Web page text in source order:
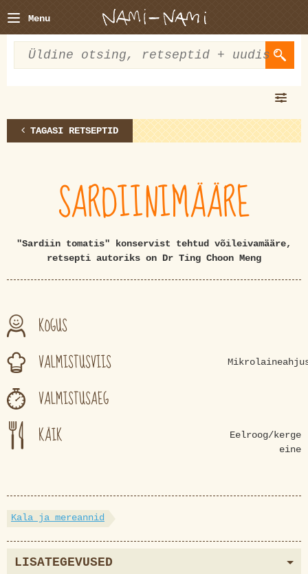
Menu
TAGASI RETSEPTID
SARDIINIMÄÄRE
"Sardiin tomatis" konservist tehtud võileivamääre,
retsepti autoriks on Dr Ting Choon Meng
KOGUS
VALMISTUSVIIS
VALMISTUSAEG
KÄIK
Eelroog/kerge
eine
Kala ja mereannid
LISATEGEVUSED